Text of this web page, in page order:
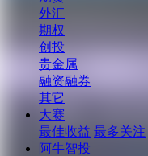
外汇
期权
创投
贵金属
融资融券
其它
大赛
最佳收益 最多关注
阿牛智投